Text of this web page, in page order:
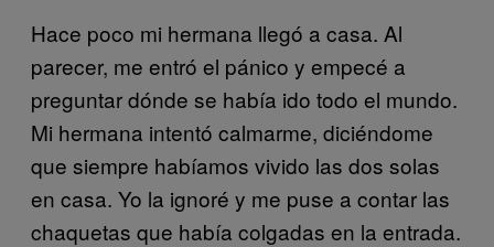
Hace poco mi hermana llegó a casa. Al
parecer, me entró el pánico y empecé a
preguntar dónde se había ido todo el mundo.
Mi hermana intentó calmarme, diciéndome
que siempre habíamos vivido las dos solas
en casa. Yo la ignoré y me puse a contar las
chaquetas que había colgadas en la entrada.